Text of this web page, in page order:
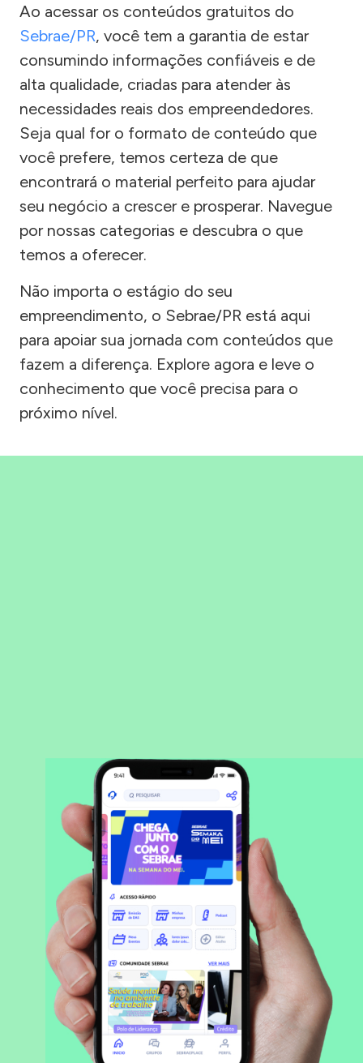
Ao acessar os conteúdos gratuitos do
Sebrae/PR, você tem a garantia de estar
consumindo informações confiáveis e de
alta qualidade, criadas para atender às
necessidades reais dos empreendedores.
Seja qual for o formato de conteúdo que
você prefere, temos certeza de que
encontrará o material perfeito para ajudar
seu negócio a crescer e prosperar. Navegue
por nossas categorias e descubra o que
temos a oferecer.
Não importa o estágio do seu
empreendimento, o Sebrae/PR está aqui
para apoiar sua jornada com conteúdos que
fazem a diferença. Explore agora e leve o
conhecimento que você precisa para o
próximo nível.